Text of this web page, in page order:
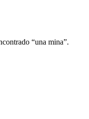
“una mina”.